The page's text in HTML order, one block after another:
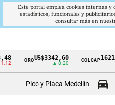
Cintillo
OROUS$3342,60
▲ 8.20
COLCAP
Pico y Placa Medellín
Este portal emplea cookies internas y
estadísticos, funcionales y
consultar más en